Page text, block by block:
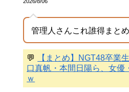
管理人さんこれ誰得まと
💬
【まとめ】NGT48卒業
口真帆・本間日陽ら、女優
ｗ